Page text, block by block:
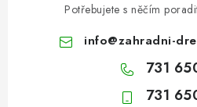
Potřebujete s něčím
info@zahradni-
731
731